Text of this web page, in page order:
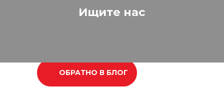
Ищите нас
ОБРАТНО В БЛОГ